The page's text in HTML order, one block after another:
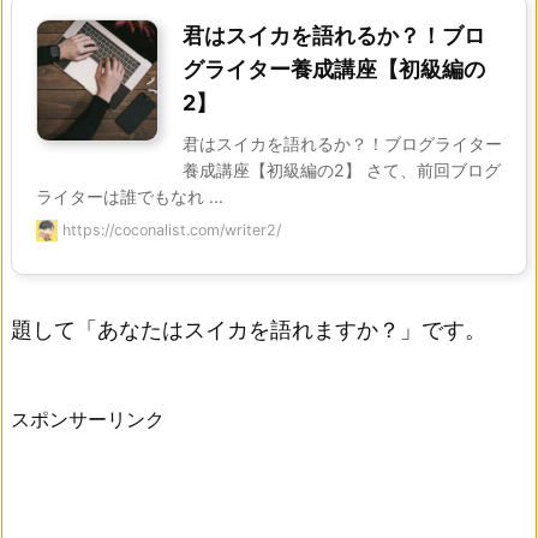
君はスイカを語れるか？！ブロ
グライター養成講座【初級編の
2】
君はスイカを語れるか？！ブログライター
養成講座【初級編の2】 さて、前回ブログ
ライターは誰でもなれ ...
https://coconalist.com/writer2/
題して「あなたはスイカを語れますか？」です。
スポンサーリンク